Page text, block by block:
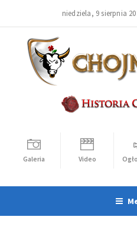
niedziela, 9 sierpnia
Galeria Video